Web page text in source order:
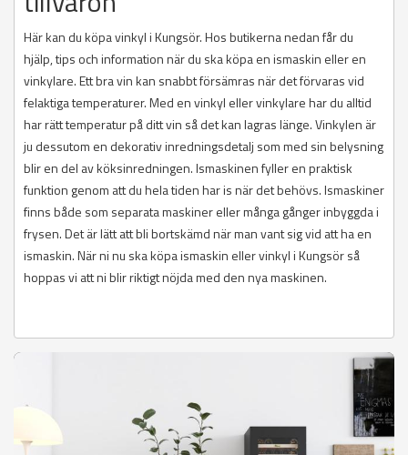
Här kan du köpa vinkyl i Kungsör. Hos butikerna nedan får du
hjälp, tips och information när du ska köpa en ismaskin eller en
vinkylare. Ett bra vin kan snabbt försämras när det förvaras vid
felaktiga temperaturer. Med en vinkyl eller vinkylare har du alltid
har rätt temperatur på ditt vin så det kan lagras länge. Vinkylen är
ju dessutom en dekorativ inredningsdetalj som med sin belysning
blir en del av köksinredningen. Ismaskinen fyller en praktisk
funktion genom att du hela tiden har is när det behövs. Ismaskiner
finns både som separata maskiner eller många gånger inbyggda i
frysen. Det är lätt att bli bortskämd när man vant sig vid att ha en
ismaskin. När ni nu ska köpa ismaskin eller vinkyl i Kungsör så
hoppas vi att ni blir riktigt nöjda med den nya maskinen.